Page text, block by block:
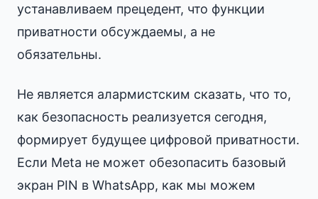
устанавливаем прецедент, что функции
приватности обсуждаемы, а не
обязательны.
Не является алармистским сказать, что то,
как безопасность реализуется сегодня,
формирует будущее цифровой приватности.
Если Meta не может обезопасить базовый
экран PIN в WhatsApp, как мы можем